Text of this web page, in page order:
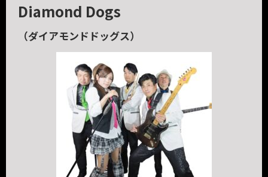
Diamond Dogs
（ダイアモンドドッグス）